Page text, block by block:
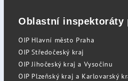
Oblastní inspektoráty
OIP Hlavní město Praha
OIP Středočeský kraj
OIP Jihočeský kraj a Vysočinu
OIP Plzeňský kraj a Karlovarský